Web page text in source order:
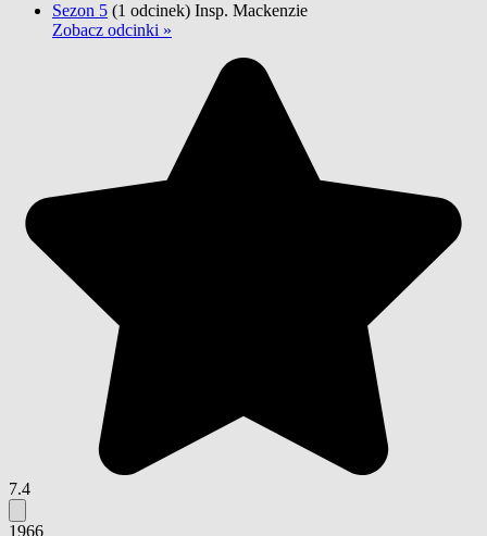
Sezon 5 (1 odcinek) Insp. Mackenzie
Zobacz odcinki »
7.4
1966